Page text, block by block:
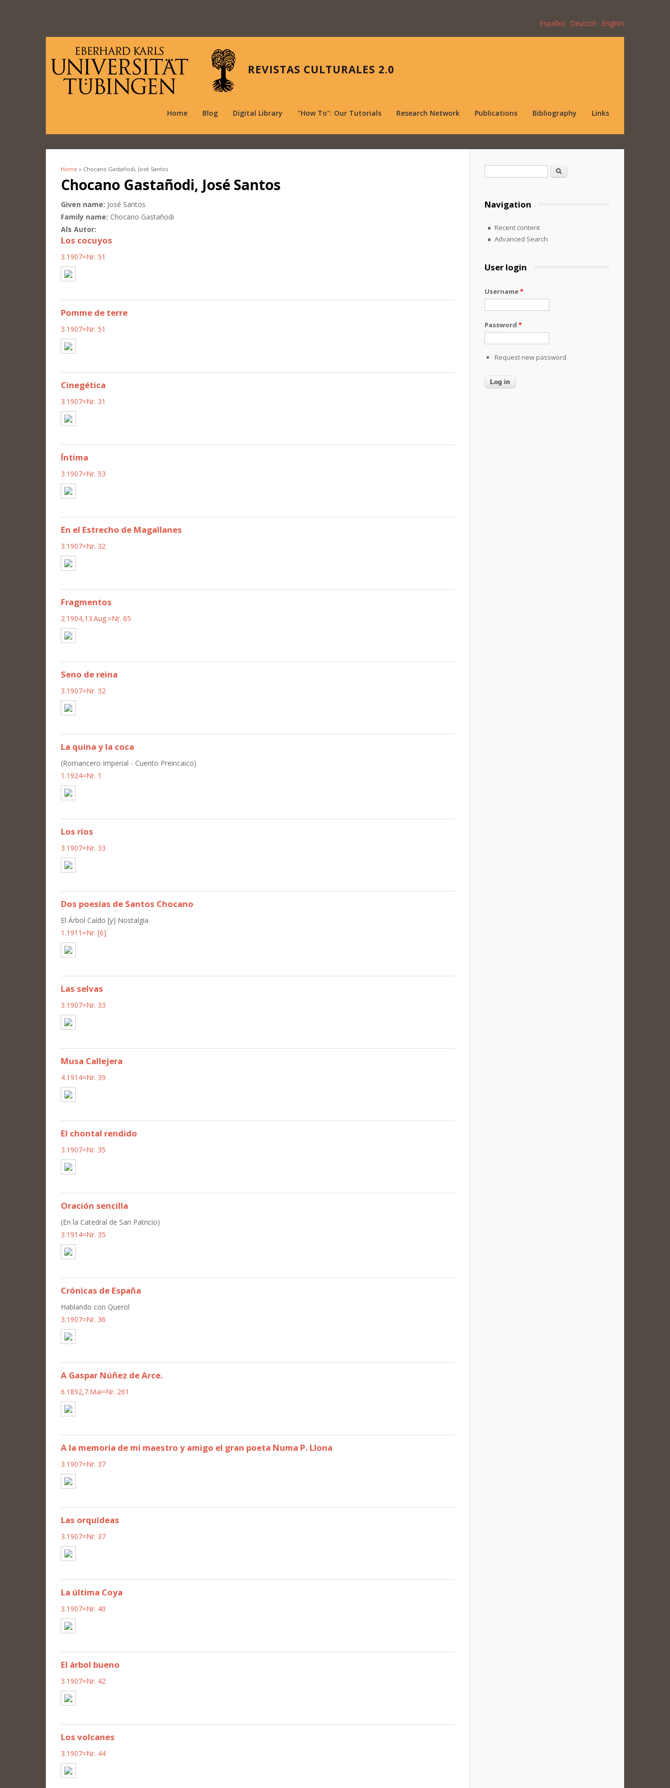
Español Deutsch English
REVISTAS CULTURALES 2.0
Home Blog Digital Library "How To": Our Tutorials Research Network Publications Bibliography Links
You are here
Home » Chocano Gastañodi, José Santos
Chocano Gastañodi, José Santos
Given name: José Santos
Family name: Chocano Gastañodi
Als Autor:
Los cocuyos
3.1907=Nr. 51
Pomme de terre
3.1907=Nr. 51
Cinegética
3.1907=Nr. 31
Íntima
3.1907=Nr. 53
En el Estrecho de Magallanes
3.1907=Nr. 32
Fragmentos
2.1904,13.Aug.=Nr. 65
Seno de reina
3.1907=Nr. 32
La quina y la coca
(Romancero Imperial - Cuento Preincaico)
1.1924=Nr. 1
Los ríos
3.1907=Nr. 33
Dos poesías de Santos Chocano
El Árbol Caído [y] Nostalgia
1.1911=Nr. [6]
Las selvas
3.1907=Nr. 33
Musa Callejera
4.1914=Nr. 39
El chontal rendido
3.1907=Nr. 35
Oración sencilla
(En la Catedral de San Patricio)
3.1914=Nr. 35
Crónicas de España
Hablando con Querol
3.1907=Nr. 36
A Gaspar Núñez de Arce.
6.1892,7.Mai=Nr. 261
A la memoria de mi maestro y amigo el gran poeta Numa P. Llona
3.1907=Nr. 37
Las orquídeas
3.1907=Nr. 37
La última Coya
3.1907=Nr. 40
El árbol bueno
3.1907=Nr. 42
Los volcanes
3.1907=Nr. 44
Search
Navigation
Recent content
Advanced Search
User login
Username*
Password *
Request new password